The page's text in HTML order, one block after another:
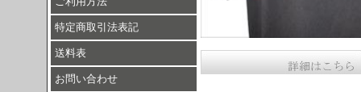
特定商取引法表記
送料表
お問い合わせ